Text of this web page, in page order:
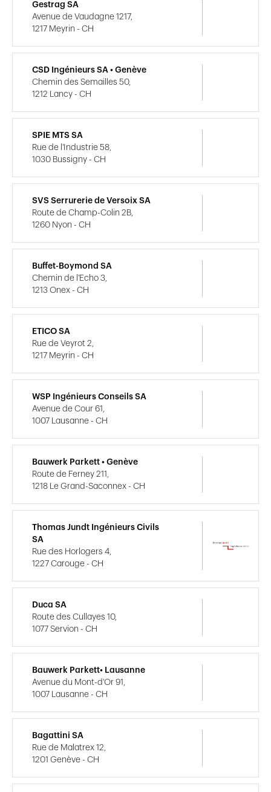
Gestrag SA
Avenue de Vaudagne 1217,
1217 Meyrin - CH
CSD Ingénieurs SA • Genève
Chemin des Semailles 50,
1212 Lancy - CH
SPIE MTS SA
Rue de l'Industrie 58,
1030 Bussigny - CH
SVS Serrurerie de Versoix SA
Route de Champ-Colin 2B,
1260 Nyon - CH
Buffet-Boymond SA
Chemin de l'Echo 3,
1213 Onex - CH
ETICO SA
Rue de Veyrot 2,
1217 Meyrin - CH
WSP Ingénieurs Conseils SA
Avenue de Cour 61,
1007 Lausanne - CH
Bauwerk Parkett • Genève
Route de Ferney 211,
1218 Le Grand-Saconnex - CH
Thomas Jundt Ingénieurs Civils
SA
Rue des Horlogers 4,
1227 Carouge - CH
Duca SA
Route des Cullayes 10,
1077 Servion - CH
Bauwerk Parkett• Lausanne
Avenue du Mont-d'Or 91,
1007 Lausanne - CH
Bagattini SA
Rue de Malatrex 12,
1201 Genève - CH